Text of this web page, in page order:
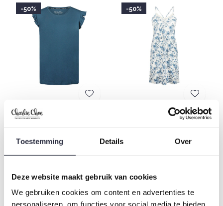
Toestemming Details Over
Deze website maakt gebruik van cookies
We gebruiken cookies om content en advertenties te
personaliseren, om functies voor social media te bieden
-50%
Charlie Choe Damen Boxy
Pyjama T-Shirt Navy
-50%
Charlie Choe Damen
Pyjama Slipdress Weiß
Blaue Blumen
€17,49
-50% -50%